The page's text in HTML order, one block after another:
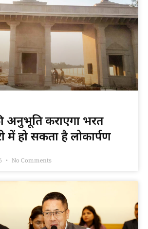
अनुभूति कराएगा भरत
में हो सकता है लोकार्पण
No Comments